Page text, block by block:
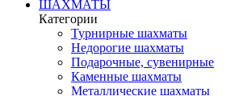
ШАХМАТЫ
Категории
Турнирные шахматы
Недорогие шахматы
Подарочные, сувенирные
Каменные шахматы
Металлические шахматы